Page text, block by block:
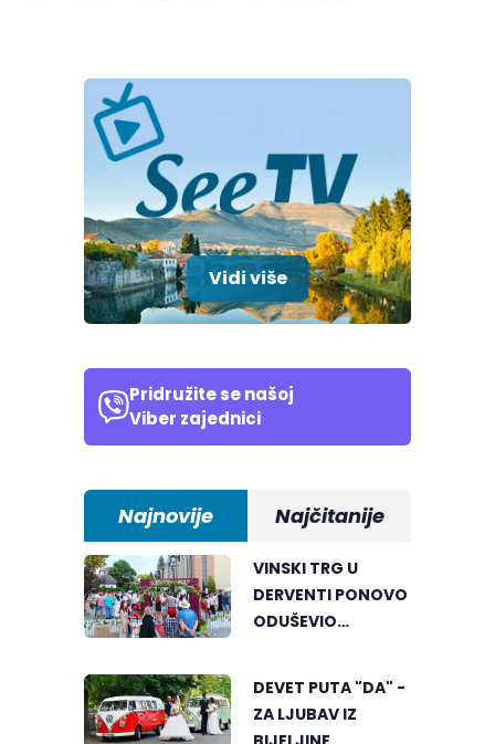
Vidi više
Pridružite se našoj
Viber zajednici
Najnovije Najčitanije
VINSKI TRG U
DERVENTI PONOVO
ODUŠEVIO
DEVET PUTA "DA" -
ZA LJUBAV IZ